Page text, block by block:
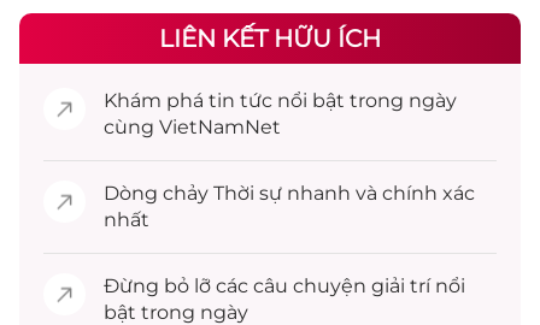
LIÊN KẾT HỮU ÍCH
Khám phá tin tức nổi bật trong ngày
cùng VietNamNet
Dòng chảy Thời sự nhanh và chính xác
nhất
Đừng bỏ lỡ các câu chuyện giải trínổi
bật trong ngày